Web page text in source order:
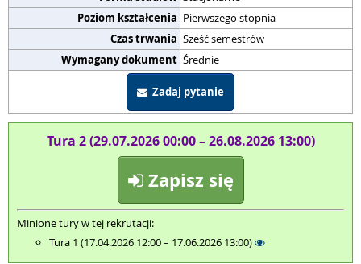
Poziom kształcenia Pierwszego stopnia
Czas trwania Sześć semestrów
Wymagany dokument Średnie
Zadaj pytanie
Tura 2 (29.07.2026 00:00 – 26.08.2026 13:00)
Zapisz się
Minione tury w tej rekrutacji:
Tura 1 (17.04.2026 12:00 – 17.06.2026 13:00)